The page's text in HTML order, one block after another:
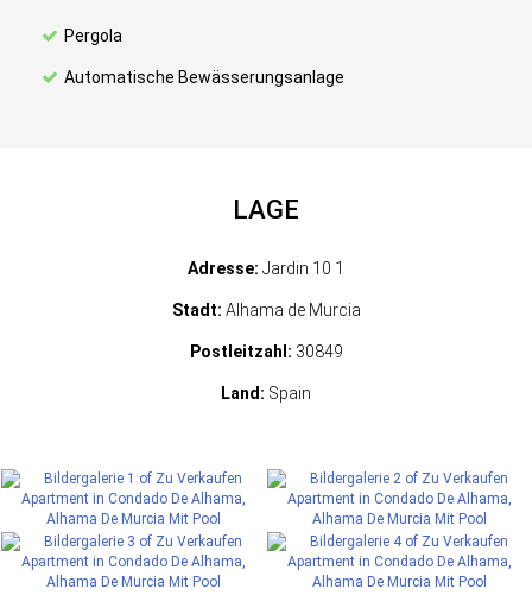
Pergola
Automatische Bewässerungsanlage
LAGE
Adresse: Jardin 10 1
Stadt: Alhama de Murcia
Postleitzahl: 30849
Land: Spain